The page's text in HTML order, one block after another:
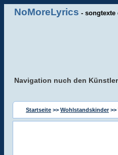
NoMoreLyrics -
Navigation nuch den
Startseite >> Wohlstandskinder>>